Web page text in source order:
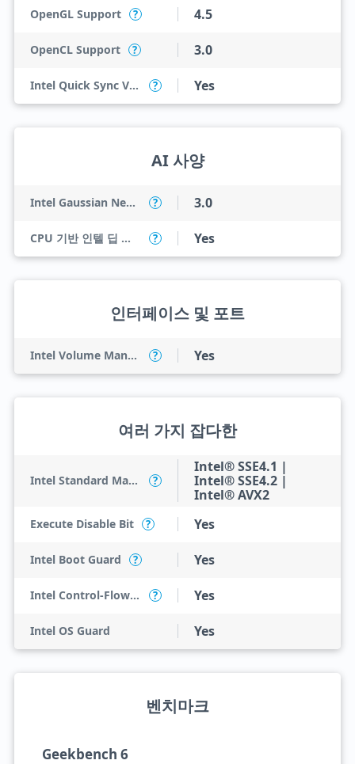
OpenGL Support ? 4.5
OpenCL Support ? 3.0
Intel Quick Sync Video ? Yes
AI 사양
Intel Gaussian Neural Accelerator ? 3.0
CPU 기반 인텔 딥 러닝 부스트(인텔 DL 부스트) ? Yes
인터페이스 및 포트
Intel Volume Management Device (VMD) ? Yes
여러 가지 잡다한
Intel Standard Manageability (ISM) ?
Intel® SSE4.1 |
Intel® SSE4.2 |
Intel® AVX2
Execute Disable Bit ? Yes
Intel Boot Guard ? Yes
Intel Control-Flow Enforcement Technology ? Yes
Intel OS Guard Yes
벤치마크
Geekbench 6